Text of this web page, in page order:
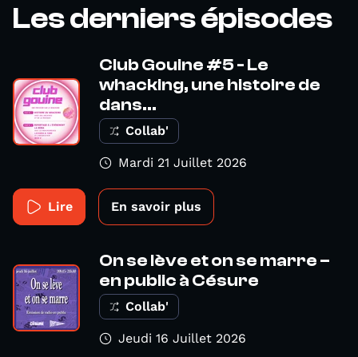
Les derniers épisodes
Club Gouine #5 - Le
whacking, une histoire de
dans...
Collab'
Mardi 21 Juillet 2026
Lire En savoir plus
On se lève et on se marre –
en public à Césure
Collab'
Jeudi 16 Juillet 2026